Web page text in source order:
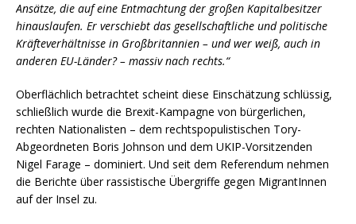
Ansätze, die auf eine Entmachtung der großen Kapitalbesitzer
hinauslaufen. Er verschiebt das gesellschaftliche und politische
Kräfteverhältnisse in Großbritannien – und wer weiß, auch in
anderen EU-Länder? – massiv nach rechts.“
Oberflächlich betrachtet scheint diese Einschätzung schlüssig,
schließlich wurde die Brexit-Kampagne von bürgerlichen,
rechten Nationalisten – dem rechtspopulistischen Tory-
Abgeordneten Boris Johnson und dem UKIP-Vorsitzenden
Nigel Farage – dominiert. Und seit dem Referendum nehmen
die Berichte über rassistische Übergriffe gegen MigrantInnen
auf der Insel zu.